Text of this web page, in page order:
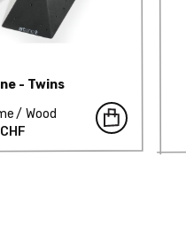
- Twins
Wood